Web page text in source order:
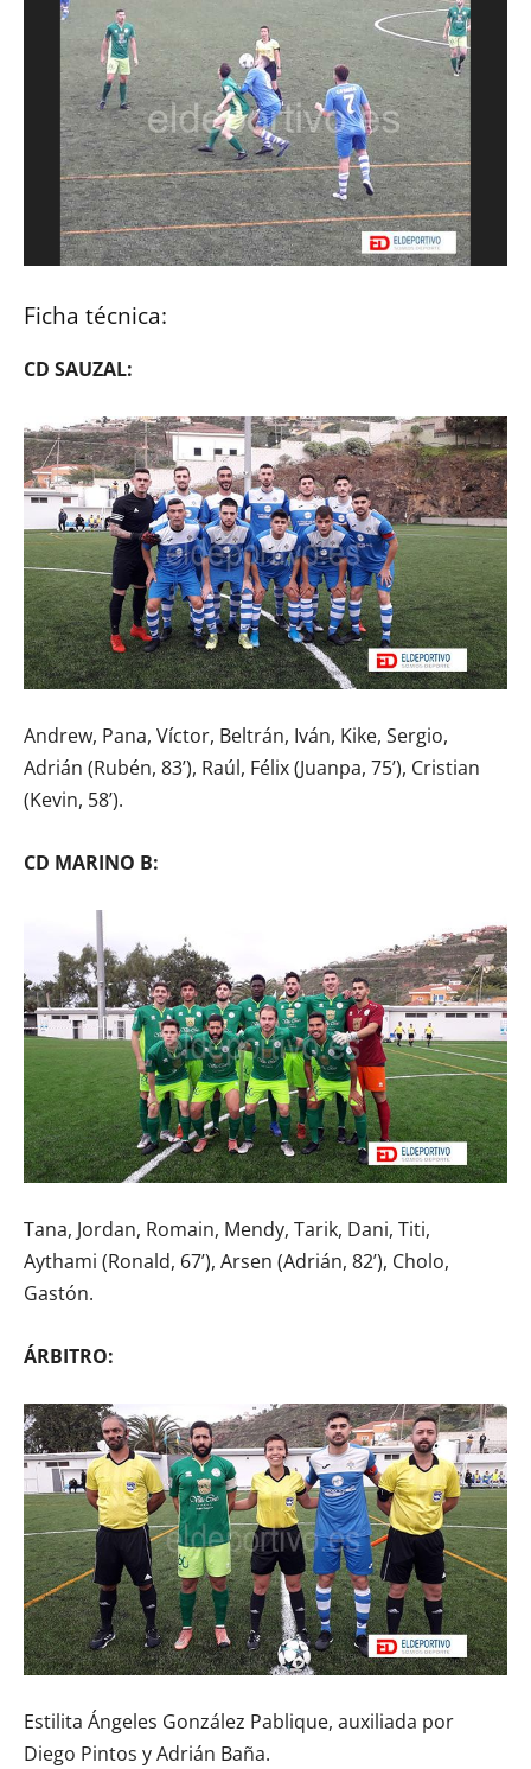
Ficha técnica:
CD SAUZAL:
Andrew, Pana, Víctor, Beltrán, Iván, Kike, Sergio,
Adrián (Rubén, 83’), Raúl, Félix (Juanpa, 75’), Cristian
(Kevin, 58’).
CD MARINO B:
Tana, Jordan, Romain, Mendy, Tarik, Dani, Titi,
Aythami (Ronald, 67’), Arsen (Adrián, 82’), Cholo,
Gastón.
ÁRBITRO:
Estilita Ángeles González Pablique, auxiliada por
Diego Pintos y Adrián Baña.